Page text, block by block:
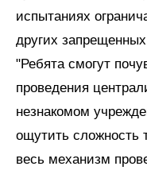
испытаниях
других
"Ребята смогут
проведения
незнакомом
ощутить сложность
весь механизм